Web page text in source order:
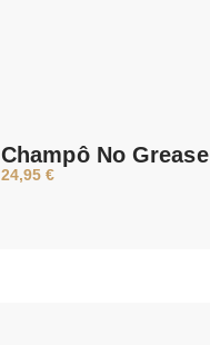
Champô No Grease
24,95 €